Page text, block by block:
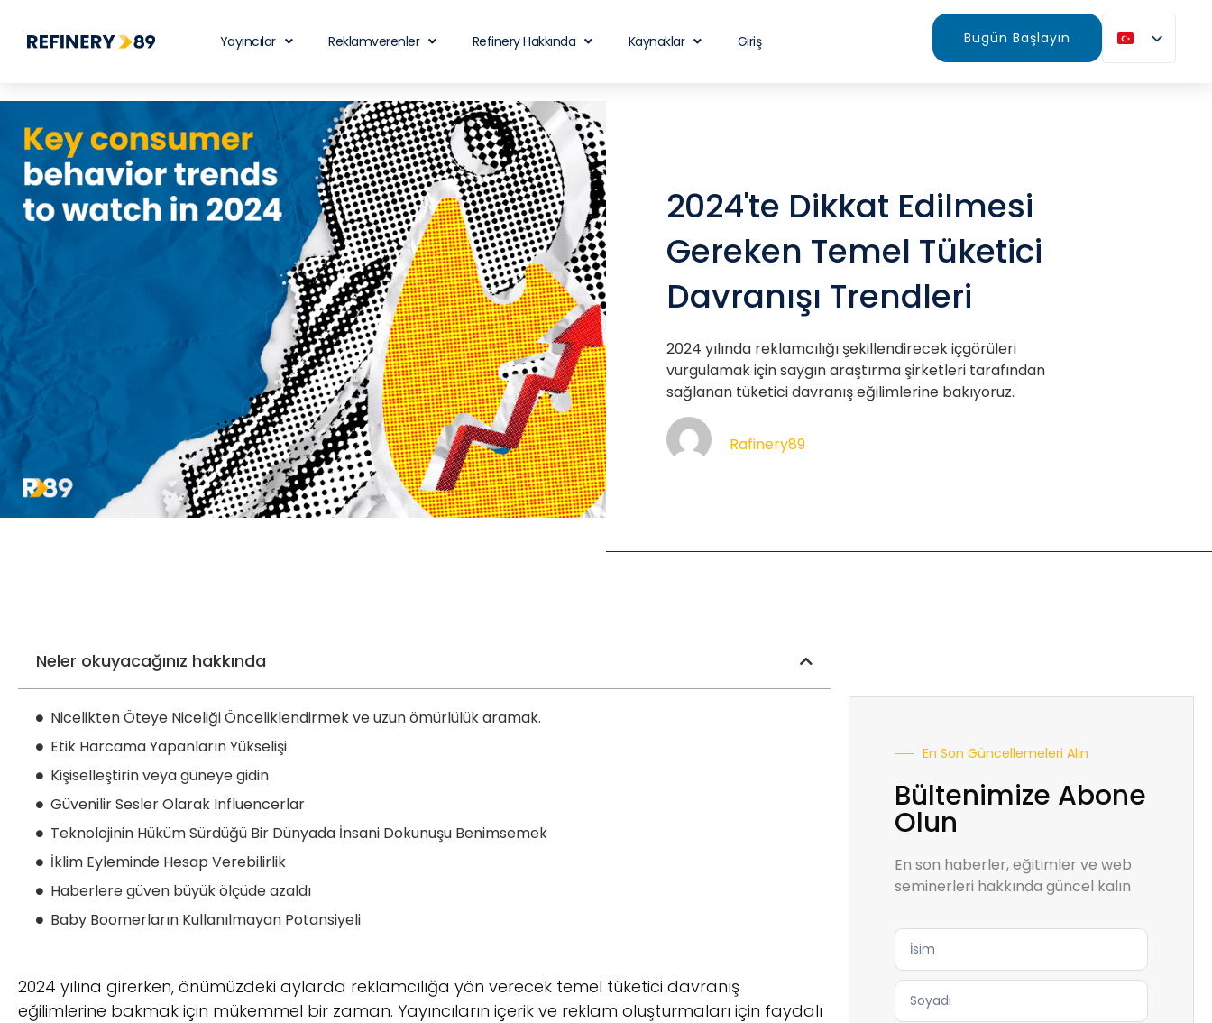
Yayıncılar Reklamverenler Refinery Hakkında Kaynaklar Giriş Bugün Başlayın
2024'te Dikkat Edilmesi
Gereken Temel Tüketici
Davranışı Trendleri
2024 yılında reklamcılığı şekillendirecek içgörüleri
vurgulamak için saygın araştırma şirketleri tarafından
sağlanan tüketici davranış eğilimlerine bakıyoruz.
Rafinery89
Neler okuyacağınız hakkında
Nicelikten Öteye Niceliği Önceliklendirmek ve uzun ömürlülük aramak.
Etik Harcama Yapanların Yükselişi
Kişiselleştirin veya güneye gidin
Güvenilir Sesler Olarak Influencerlar
Teknolojinin Hüküm Sürdüğü Bir Dünyada İnsani Dokunuşu Benimsemek
İklim Eyleminde Hesap Verebilirlik
Haberlere güven büyük ölçüde azaldı
Baby Boomerların Kullanılmayan Potansiyeli
2024 yılına girerken, önümüzdeki aylarda reklamcılığa yön verecek temel tüketici davranış
eğilimlerine bakmak için mükemmel bir zaman. Yayıncıların içerik ve reklam oluşturmaları için faydalı
En Son Güncellemeleri Alın
Bültenimize Abone
Olun
En son haberler, eğitimler ve web
seminerleri hakkında güncel kalın